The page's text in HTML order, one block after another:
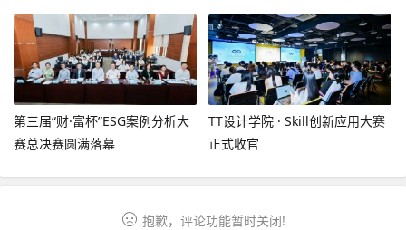
第三届“财·富杯”ESG案例分析大
赛总决赛圆满落幕
TT设计学院 · Skill创新应用大赛
正式收官
抱歉，评论功能暂时关闭!